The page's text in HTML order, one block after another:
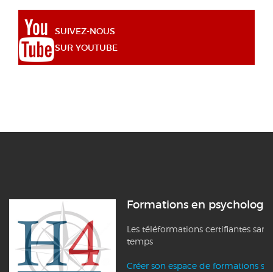
SUIVEZ-NOUS
SUR YOUTUBE
Formations en psychologie
Les téléformations certifiantes
temps
Créer son espace de formations